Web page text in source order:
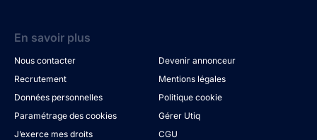
En savoir plus
Nous contacter
Devenir annonceur
Recrutement
Mentions légales
Données personnelles
Politique cookie
Paramétrage des cookies
Gérer Utiq
J’exerce mes droits
CGU